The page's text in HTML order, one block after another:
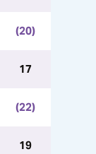
(20)
17
(22)
19